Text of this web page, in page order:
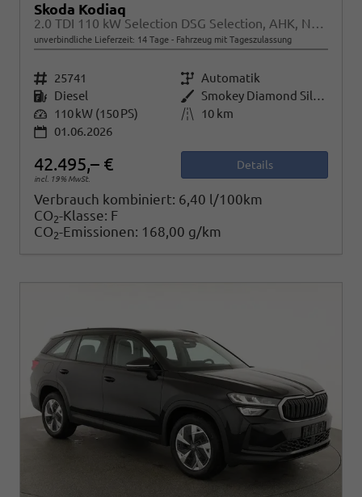
Skoda Kodiaq
2.0 TDI 110 kW Selection DSG Selection, AHK, Navi, Side, Kamera, Winter, 4 J.-Garantie
unverbindliche Lieferzeit: 14 Tage Fahrzeug mit Tageszulassung
Fahrzeugnr. 25741 Getriebe Automatik
Kraftstoff Diesel Außenfarbe
Smokey Diamond Silver Metallic
Leistung 110 kW (150 PS) Kilometerstand
10 km
01.06.2026
42.495,– €
incl. 19% MwSt.
Details
Verbrauch kombiniert: 6,40 l/100km
CO2-Klasse: F
CO2-Emissionen: 168,00 g/km